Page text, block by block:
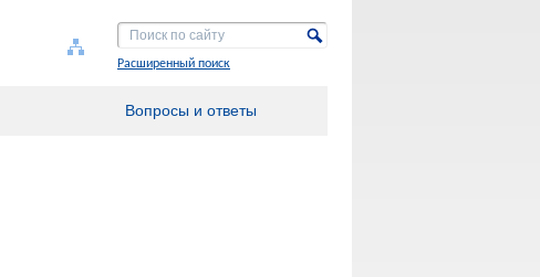
Расширенный поиск
Вопросы и ответы